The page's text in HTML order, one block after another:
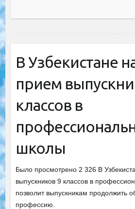
В Узбекистане
прием
классов в
школы
Было просмотрено 2 326 В
выпускников 9 классов в
позволит выпускникам продолжить
профессию.